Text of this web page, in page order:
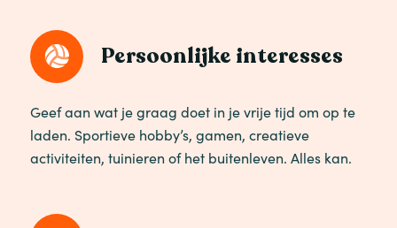
Persoonlijke interesses
Geef aan wat je graag doet in je vrije tijd om op te
laden. Sportieve hobby’s, gamen, creatieve
activiteiten, tuinieren of het buitenleven. Alles kan.